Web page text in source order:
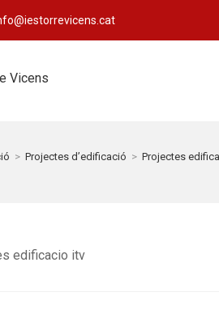
> Projectes d’edificació > Projectes